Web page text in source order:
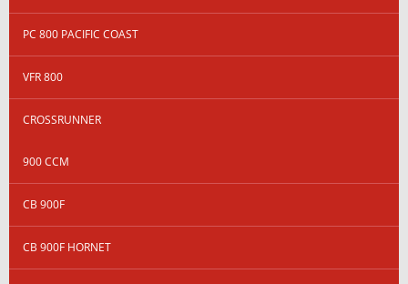
PC 800 PACIFIC COAST
VFR 800
CROSSRUNNER
900 CCM
CB 900F
CB 900F HORNET